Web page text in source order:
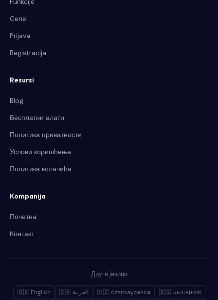
Cene
Prijava
Registracija
Resursi
Blog
Бесплатни алати
Политика приватности
Услови коришћења
Политика колачића
Kompanija
Почетна
Контакт
Други језици
🇬🇧 English 🇸🇦 العربية 🇦🇿 Azərbaycanca
🇧🇬 Български